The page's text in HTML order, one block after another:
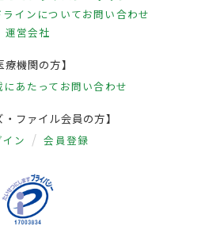
インについてお問い合わせ
運営会社
療機関の方】
あたって お問い合わせ
・ファイル会員の方】
イン 会員登録